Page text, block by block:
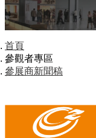
首頁
參觀者專區
參展商新聞稿